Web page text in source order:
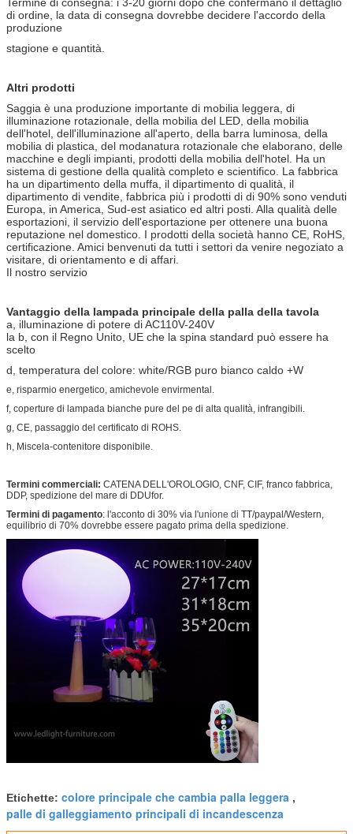
di ordine, la data di consegna dovrebbe decidere l'accordo della
produzione
stagione e quantità.
Altri prodotti
Saggia è una produzione importante di mobilia leggera, di
illuminazione rotazionale, della mobilia del LED, della mobilia
dell'hotel, dell'illuminazione all'aperto, della barra luminosa, della
mobilia di plastica, del modanatura rotazionale che elaborano, delle
macchine e degli impianti, prodotti della mobilia dell'hotel. Ha un
sistema di gestione della qualità completo e scientifico. La fabbrica
ha un dipartimento della muffa, il dipartimento di qualità, il
dipartimento di vendite, fabbrica più i prodotti di di 90% sono venduti
Europa, in America, Sud-est asiatico ed altri posti. Alla qualità delle
esportazioni, il servizio dell'esportazione per ottenere una buona
reputazione nel domestico. I prodotti della società hanno CE, RoHS,
certificazione. Amici benvenuti da tutti i settori da venire negoziato a
visitare, di orientamento e di affari.
Il nostro servizio
Vantaggio della lampada principale della palla della tavola
a, illuminazione di potere di AC110V-240V
la b, con il Regno Unito, UE che la spina standard può essere ha
scelto
d, temperatura del colore: white/RGB puro bianco caldo +W
e, risparmio energetico, amichevole envirmental.
f, coperture di lampada bianche pure del pe di alta qualità, infrangibili.
g, CE, passaggio del certificato di ROHS.
h, Miscela-contenitore disponibile.
Termini commerciali: CATENA DELL'OROLOGIO, CNF, CIF, franco fabbrica,
DDP, spedizione del mare di DDUfor.
Termini di pagamento: l'acconto di 30% via l'unione di TT/paypal/Western,
equilibrio di 70% dovrebbe essere pagato prima della spedizione.
Etichette: colore principale che cambia palla leggera ,
palle di galleggiamento principali di incandescenza